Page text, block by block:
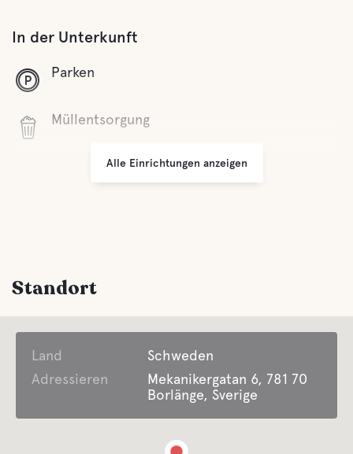
In der Unterkunft
Parken
Müllentsorgung
Alle Einrichtungen anzeigen
Standort
Land
Schweden
Adressieren
Mekanikergatan 6, 781 70
Borlänge, Sverige